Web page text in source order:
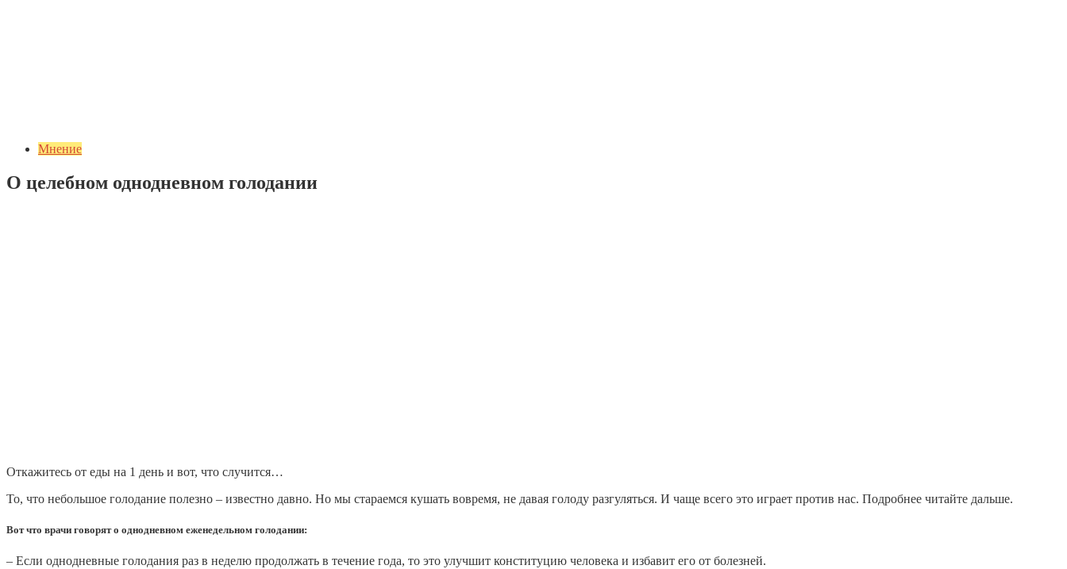
Мнение
О целебном однодневном голодании
Откажитесь от еды на 1 день и вот, что случится…
То, что небольшое голодание полезно – известно давно. Но мы стараемся кушать вовремя, не давая голоду разгуляться. И чаще всего это играет против нас. Подробнее читайте дальше.
Вот что врачи говорят о однодневном еженедельном голодании:
– Если однодневные голодания раз в неделю продолжать в течение года, то это улучшит конституцию человека и избавит его от болезней.